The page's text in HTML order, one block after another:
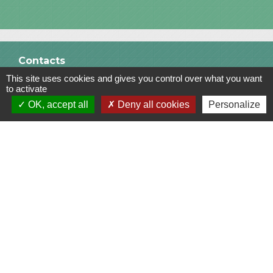
Contacts
Commune de Saint-Julien-sur-Bibost
1, Place de la Mairie
69690 Saint-Julien-sur-Bibost - FRANCE
This site uses cookies and gives you control over what you want
to activate
OK, accept all
Deny all cookies Personalize